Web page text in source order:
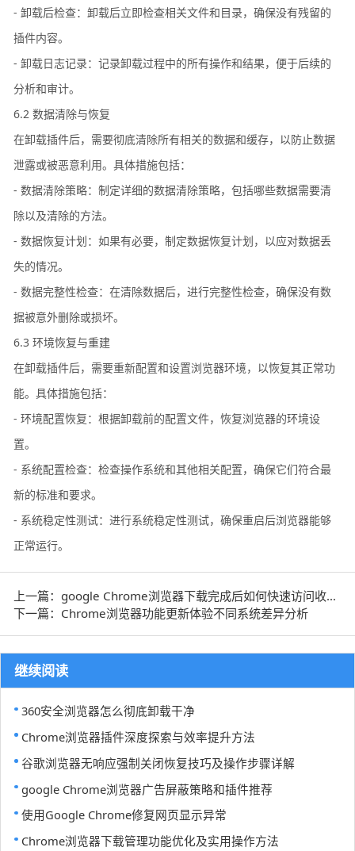
- 卸载后检查：卸载后立即检查相关文件和目录，确保没有残留的
插件内容。
- 卸载日志记录：记录卸载过程中的所有操作和结果，便于后续的
分析和审计。
6.2 数据清除与恢复
在卸载插件后，需要彻底清除所有相关的数据和缓存，以防止数据
泄露或被恶意利用。具体措施包括：
- 数据清除策略：制定详细的数据清除策略，包括哪些数据需要清
除以及清除的方法。
- 数据恢复计划：如果有必要，制定数据恢复计划，以应对数据丢
失的情况。
- 数据完整性检查：在清除数据后，进行完整性检查，确保没有数
据被意外删除或损坏。
6.3 环境恢复与重建
在卸载插件后，需要重新配置和设置浏览器环境，以恢复其正常功
能。具体措施包括：
- 环境配置恢复：根据卸载前的配置文件，恢复浏览器的环境设
置。
- 系统配置检查：检查操作系统和其他相关配置，确保它们符合最
新的标准和要求。
- 系统稳定性测试：进行系统稳定性测试，确保重启后浏览器能够
正常运行。
上一篇：google Chrome浏览器下载完成后如何快速访问收藏网页
下一篇：Chrome浏览器功能更新体验不同系统差异分析
继续阅读
360安全浏览器怎么彻底卸载干净
Chrome浏览器插件深度探索与效率提升方法
谷歌浏览器无响应强制关闭恢复技巧及操作步骤详解
google Chrome浏览器广告屏蔽策略和插件推荐
使用Google Chrome修复网页显示异常
Chrome浏览器下载管理功能优化及实用操作方法